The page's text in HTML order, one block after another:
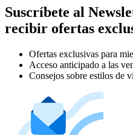
Suscríbete al
recibir ofertas
Ofertas exclusivas para
Acceso anticipado a las
Consejos sobre estilos de